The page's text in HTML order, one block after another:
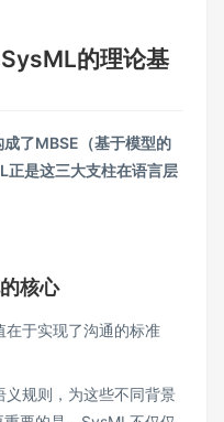
的理论基
了MBSE（基于模型的
正是这三大支柱在语言层
核心
在于实现了沟通的标准
规则，为这些不同背景